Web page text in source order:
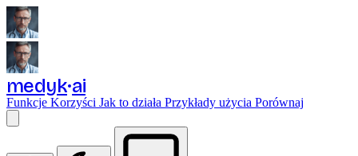
medyk ai
Funkcje Korzyści Jak to działa Przykłady użycia Porównaj